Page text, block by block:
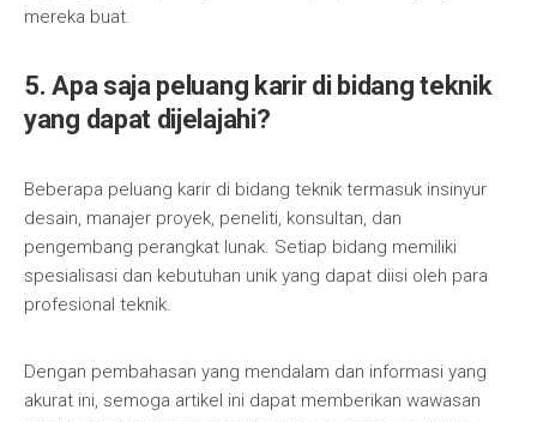
mereka buat.
5. Apa saja peluang karir di bidang teknik
yang dapat dijelajahi?
Beberapa peluang karir di bidang teknik termasuk insinyur
desain, manajer proyek, peneliti, konsultan, dan
pengembang perangkat lunak. Setiap bidang memiliki
spesialisasi dan kebutuhan unik yang dapat diisi oleh para
profesional teknik.
Dengan pembahasan yang mendalam dan informasi yang
akurat ini, semoga artikel ini dapat memberikan wawasan